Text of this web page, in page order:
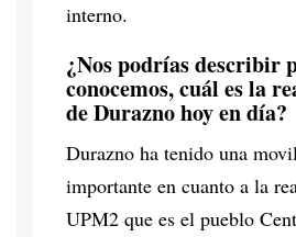
interno.
¿Nos podrías describir
conocemos, cuál es la
de Durazno hoy en día?
Durazno ha tenido una
importante en cuanto a la
UPM2 que es el pueblo